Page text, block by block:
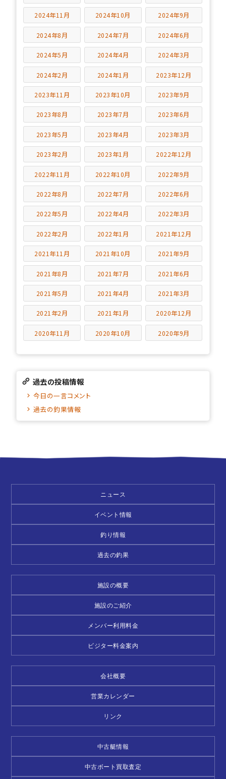
2024年11月 2024年10月 2024年9月
2024年8月 2024年7月 2024年6月
2024年5月 2024年4月 2024年3月
2024年2月 2024年1月 2023年12月
2023年11月 2023年10月 2023年9月
2023年8月 2023年7月 2023年6月
2023年5月 2023年4月 2023年3月
2023年2月 2023年1月 2022年12月
2022年11月 2022年10月 2022年9月
2022年8月 2022年7月 2022年6月
2022年5月 2022年4月 2022年3月
2022年2月 2022年1月 2021年12月
2021年11月 2021年10月 2021年9月
2021年8月 2021年7月 2021年6月
2021年5月 2021年4月 2021年3月
2021年2月 2021年1月 2020年12月
2020年11月 2020年10月 2020年9月
過去の投稿情報
今日の一言コメント
過去の釣果情報
ニュース
イベント情報
釣り情報
過去の釣果
施設の概要
施設のご紹介
メンバー利用料金
ビジター料金案内
会社概要
営業カレンダー
リンク
中古艇情報
中古ボート買取査定